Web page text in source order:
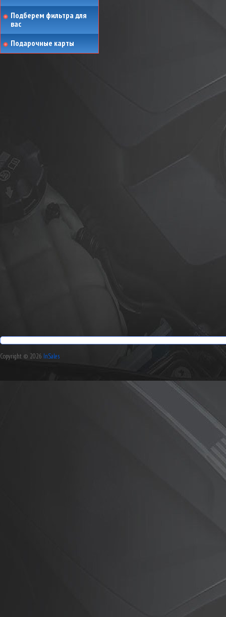
Подберем фильтра для
вас
Подарочные карты
Copyright © 2026 InSales